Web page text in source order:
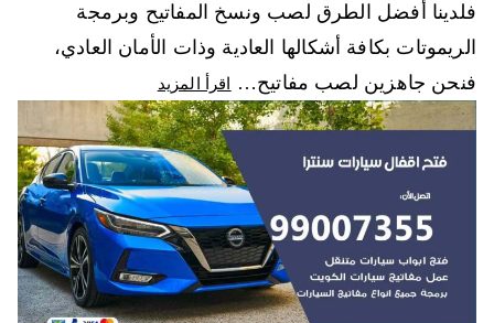
فلدينا أفضل الطرق لصب ونسخ المفاتيح وبرمجة
الريموتات بكافة أشكالها العادية وذات الأمان العادي،
فنحن جاهزين لصب مفاتيح…
اقرأ المزيد